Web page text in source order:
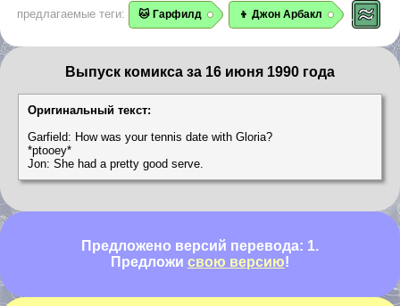
предлагаемые теги: 🐱 Гарфилд 👦 Джон Арбакл
Выпуск комикса за 16 июня 1990 года
Оригинальный текст:
Garfield: How was your tennis date with Gloria?
*ptooey*
Jon: She had a pretty good serve.
Предложено версий перевода: 1.
Предложи свою версию!